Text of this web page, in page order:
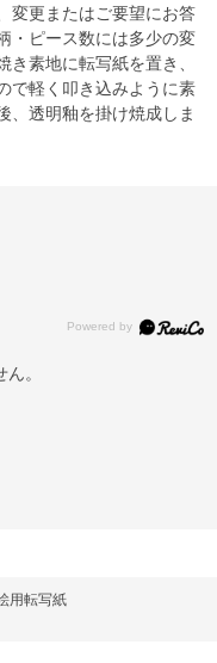
変更またはご要望にお答
・ピース数には多少の変
素地に転写紙を置き、
で軽く叩き込みように素
、透明釉を掛け焼成しま
。
用転写紙